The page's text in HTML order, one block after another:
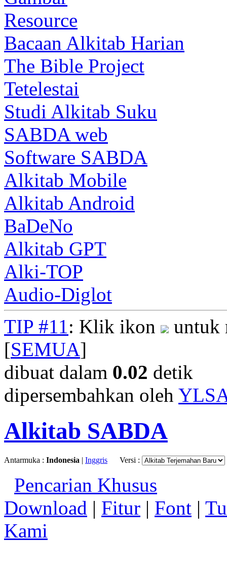
Resource
Bacaan Alkitab Harian
The Bible Project
Tetelestai
Studi Alkitab Suku
SABDA web
Software SABDA
Alkitab Mobile
Alkitab Android
BaDeNo
Alkitab GPT
Alki-TOP
Audio-Diglot
TIP #11: Klik ikon
untuk
[SEMUA]
dibuat dalam 0.02 detik
dipersembahkan oleh
Alkitab SABDA
Antarmuka : Indonesia | Inggris Versi :
Pencarian Khusus
Download | Fitur | Font |
Kami